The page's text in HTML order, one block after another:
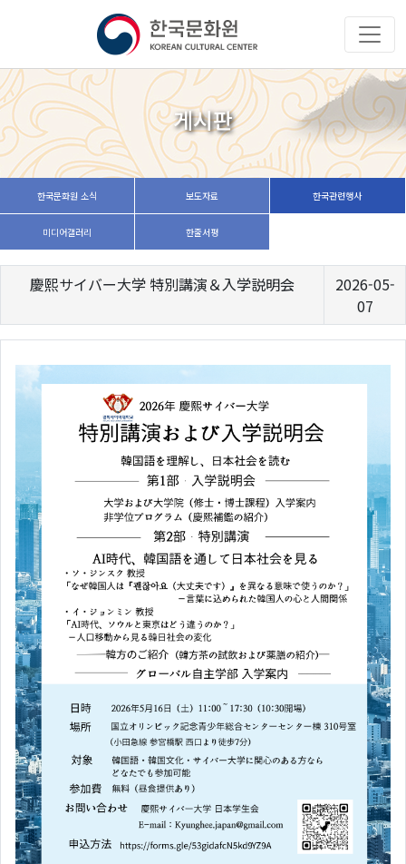
게시판
한국문화원 소식 보도자료 한국관련행사
미디어갤러리 한줄서평
慶熙サイバー大学 特別講演＆入学説明会
2026-05-
07